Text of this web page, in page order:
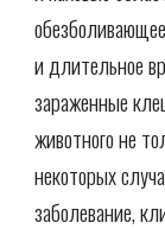
и длительное
зараженные
животного не
некоторых
заболевание,